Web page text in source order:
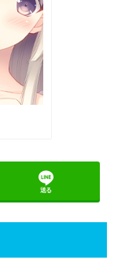
送る